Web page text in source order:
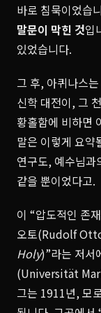
바로 침묵이었
말문이 막힌 것입
있었습니다.
그 후, 아퀴나스
신학 대전이, 그
황홀함에 비하면
말은 이렇게 요약
연구도, 예수님과
같을 뿐이었다고.
이 “압도적인 존
오토(Rudolf
Holy)”라는 저서
(Universität
그는 1911년, 모